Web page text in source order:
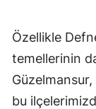
Özellikle
temellerinin
Güzelmansur,
bu